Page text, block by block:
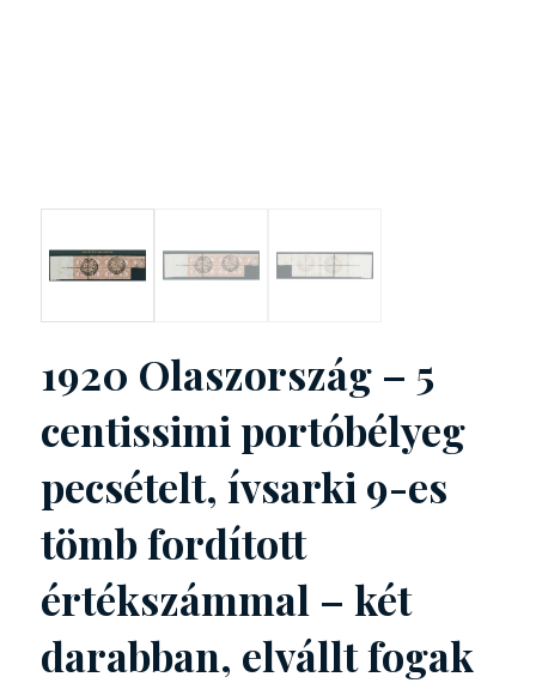
1920 Olaszország – 5
centissimi portóbélyeg
pecsételt, ívsarki 9-es
tömb fordított
értékszámmal – két
darabban, elvállt fogak